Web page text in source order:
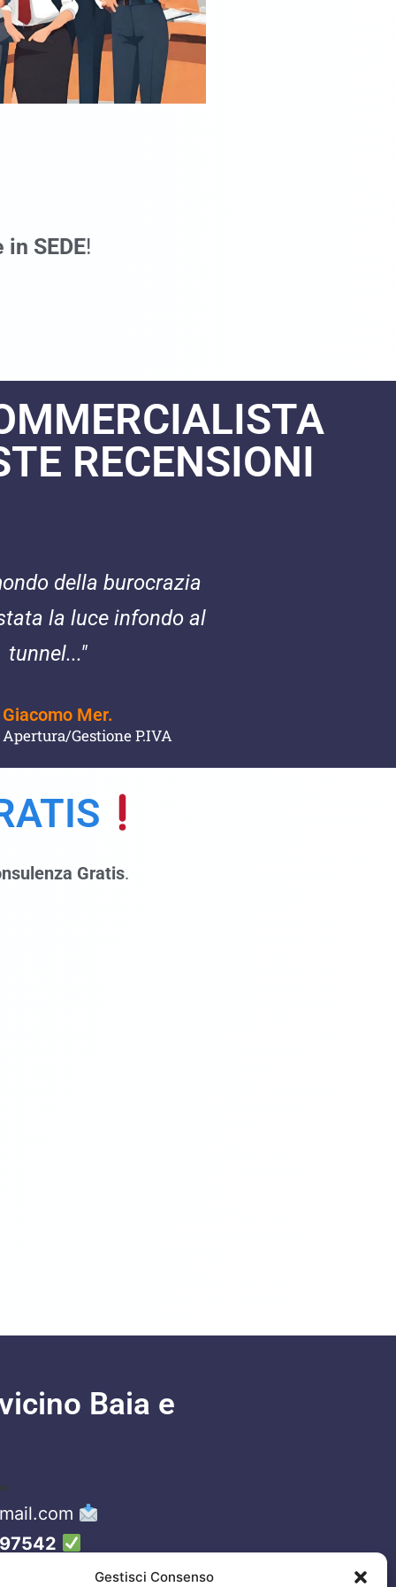
Gestisci Consenso
SEDE!
RECENSIONI​
della burocrazia
la luce infondo al
tunnel..."
Giacomo Mer.
Apertura/Gestione P.IVA
Gratis.
Baia e